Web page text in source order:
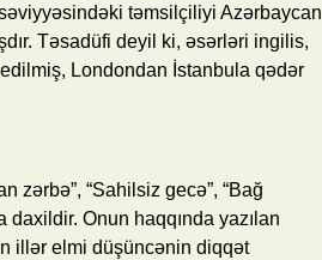
təmsilçiliyi Azərbaycan
Təsadüfi deyil ki, əsərləri ingilis,
Londondan İstanbula qədər
zərbə”, “Sahilsiz gecə”, “Bağ
daxildir. Onun haqqında yazılan
illər elmi düşüncənin diqqət